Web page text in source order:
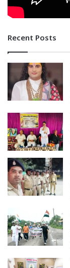
Recent Posts